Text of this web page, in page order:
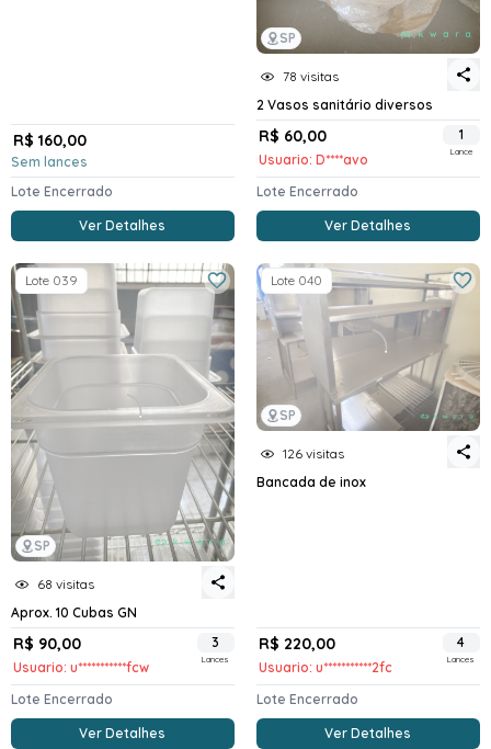
R$ 160,00
Sem lances
Lote Encerrado
Ver Detalhes
SP
78 visitas
2 Vasos sanitário diversos
R$ 60,00
Usuario: D****avo
1
Lance
Lote Encerrado
Ver Detalhes
SP
Lote 039
68 visitas
Aprox. 10 Cubas GN
R$ 90,00
Usuario: u***********fcw
3
Lances
Lote Encerrado
Ver Detalhes
SP
Lote 040
126 visitas
Bancada de inox
R$ 220,00
Usuario: u***********2fc
4
Lances
Lote Encerrado
Ver Detalhes